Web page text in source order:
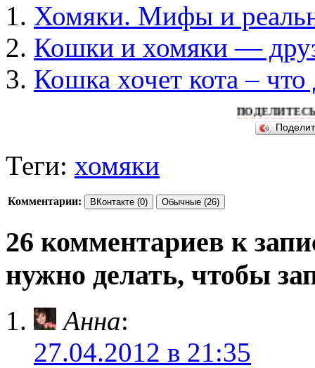
Хомяки. Мифы и
Кошки и хомяки —
Кошка хочет кота – что
ПОДЕЛИТЕСЬ
Теги: хомяки
Комментарии: ВКонтакте (0) Обычные (26)
26 комментариев к
нужно делать, чтобы
Анна:
27.04.2012 в 21:35